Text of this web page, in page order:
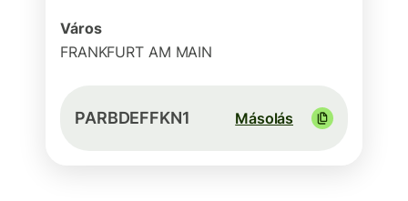
Város
FRANKFURT AM MAIN
PARBDEFFKN1 Másolás